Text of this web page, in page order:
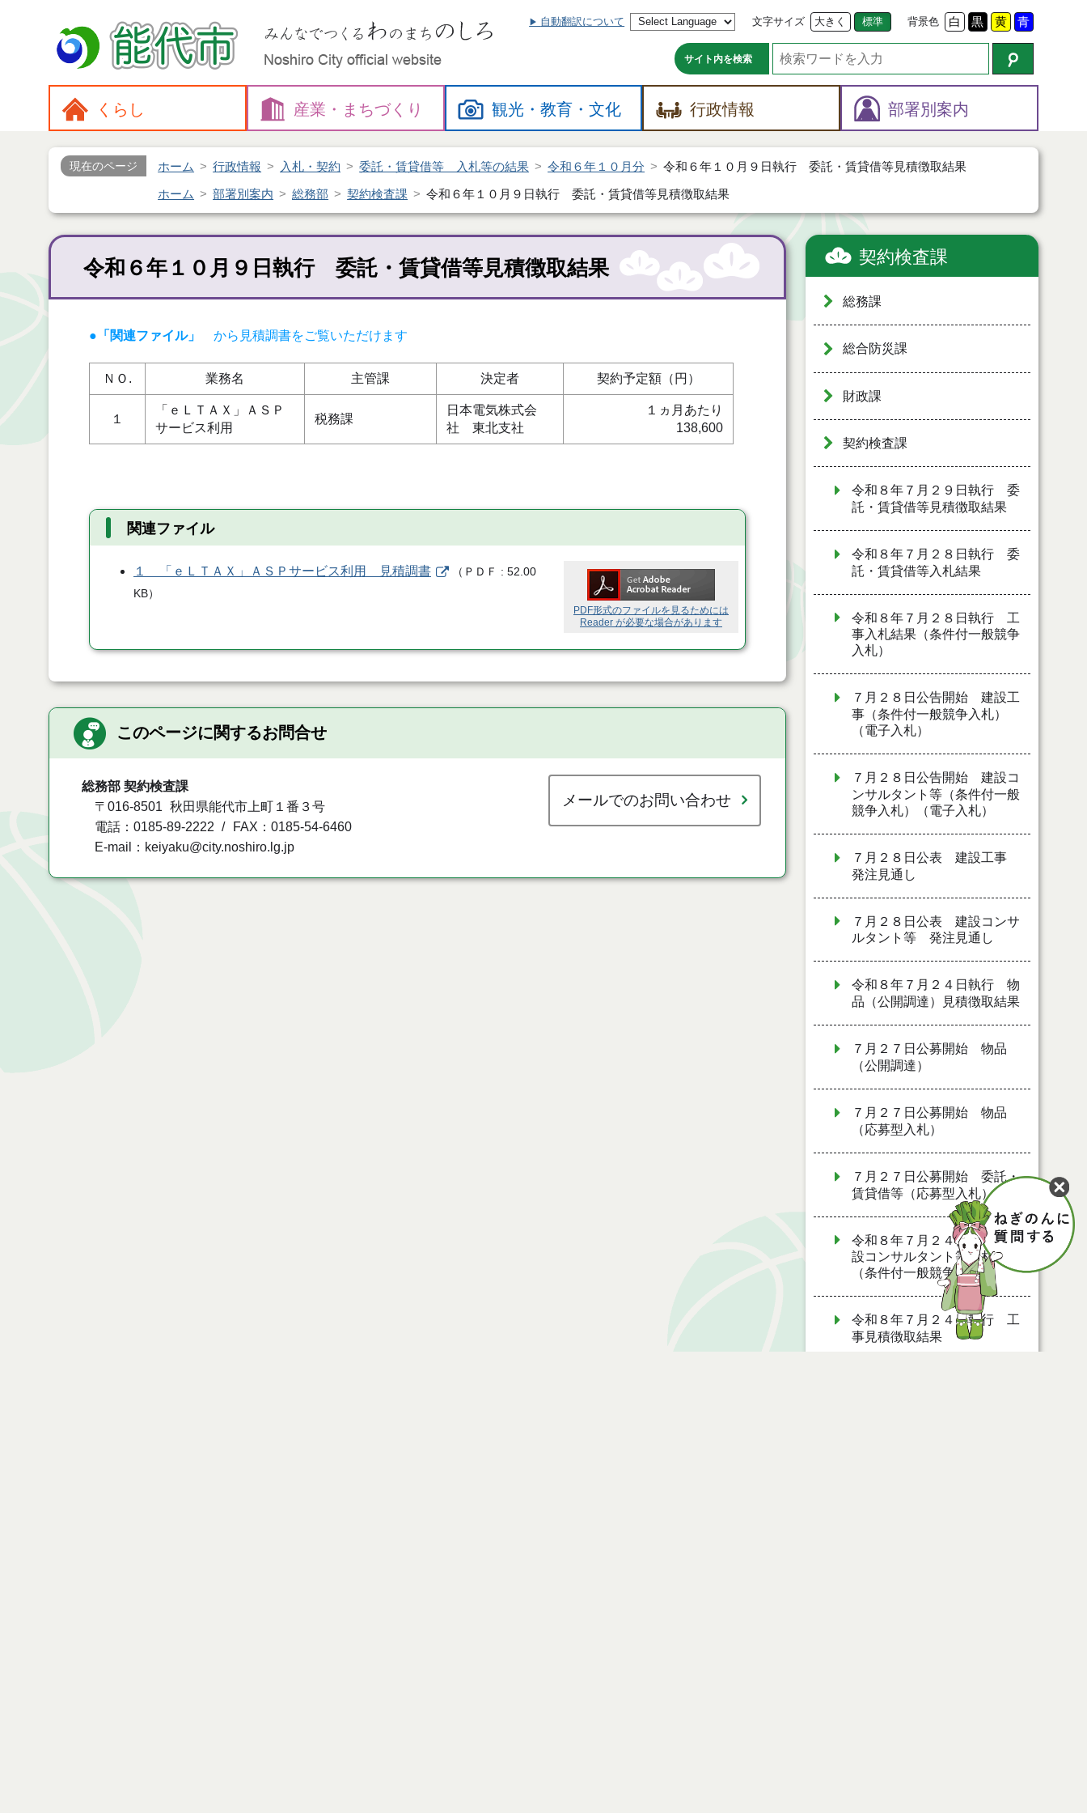
自動翻訳について 文字サイズ 大きく 標準 背景色 白 黒 黄 青
サイト内を検索
くらし 産業・ まちづくり 観光・教育・文化 行政情報 部署別案内
現在のページ ホーム 行政情報 入札・契約 委託・賃貸借等 入札等の結果 令和６年１０月分 令和６年１０月９日執行 委託・賃貸借等見積徴取結果
ホーム 部署別案内 総務部 契約検査課 令和６年１０月９日執行 委託・賃貸借等見積徴取結果
令和６年１０月９日執行 委託・賃貸借等見積徴取結果
●「関連ファイル」 から見積調書をご覧いただけます
ＮＯ. 業務名 主管課 決定者 契約予定額（円）
１
「ｅＬＴＡＸ」ＡＳＰ
サービス利用
税務課
日本電気株式会
社 東北支社
１ヵ月あたり
138,600
関連ファイル
PDF形式のファイルを見るためには
Reader が必要な場合があります
１ 「ｅＬＴＡＸ」ＡＳＰサービス利用 見積調書 （ ＰＤＦ
52.00
KB）
このページに関するお問合せ
総務部 契約検査課
〒016-8501 秋田県能代市上町１番３号
電話：0185-89-2222
FAX：0185-54-6460
E-mail：keiyaku@city.noshiro.lg.jp
メールでのお問い合わせ
契約検査課
総務課
総合防災課
財政課
契約検査課
令和８年７月２９日執行 委
託・賃貸借等見積徴取結果
令和８年７月２８日執行 委
託・賃貸借等入札結果
令和８年７月２８日執行 工
事入札結果（条件付一般競争
入札）
７月２８日公告開始 建設工
事（条件付一般競争入札）
（電子入札）
７月２８日公告開始 建設コ
ンサルタント等（条件付一般
競争入札）（電子入札）
７月２８日公表 建設工事
発注見通し
７月２８日公表 建設コンサ
ルタント等 発注見通し
令和８年７月２４日執行 物
品（公開調達）見積徴取結果
７月２７日公募開始 物品
（公開調達）
７月２７日公募開始 物品
（応募型入札）
７月２７日公募開始 委託・
賃貸借等（応募型入札）
令和８年７月２４日執行 建
設コンサルタント等入札結果
（条件付一般競争入札）
令和８年７月２４日執行 工
事見積徴取結果